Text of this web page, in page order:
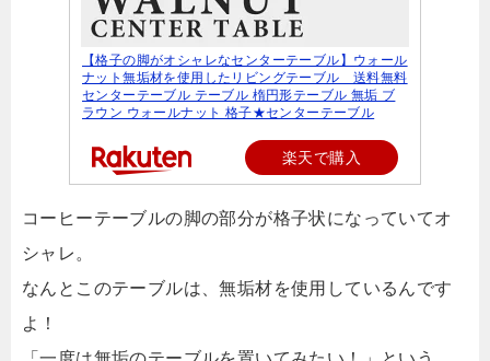
【格子の脚がオシャレなセンターテーブル】ウォール
ナット無垢材を使用したリビングテーブル 送料無料
センターテーブル テーブル 楕円形テーブル 無垢 ブ
ラウン ウォールナット 格子★センターテーブル
楽天で購入
コーヒーテーブルの脚の部分が格子状になっていてオ
シャレ。
なんとこのテーブルは、無垢材を使用しているんです
よ！